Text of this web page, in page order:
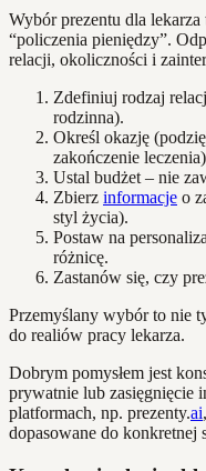
Wybór prezentu dla
“policzenia pieniędzy”.
relacji, okoliczności i
Zdefiniuj rodzaj
rodzinna).
Określ okazję
zakończenie
Ustal budżet – nie
Zbierz informacje o
styl życia).
Postaw na
różnicę.
Zastanów się, czy
Przemyślany wybór to nie
do realiów pracy lekarza.
Dobrym pomysłem jest
prywatnie lub zasięgnięcie
platformach, np. prezenty.ai
dopasowane do konkretnej